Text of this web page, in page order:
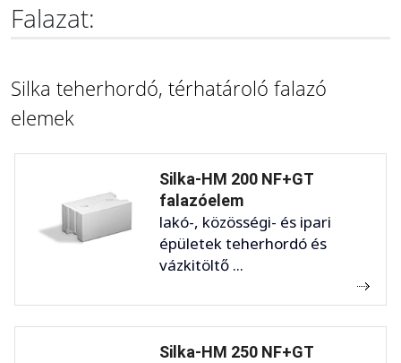
Falazat:
Silka teherhordó, térhatároló falazó
elemek
Silka-HM 200 NF+GT
falazóelem
lakó-, közösségi- és ipari
épületek teherhordó és
vázkitöltő ...
Silka-HM 250 NF+GT